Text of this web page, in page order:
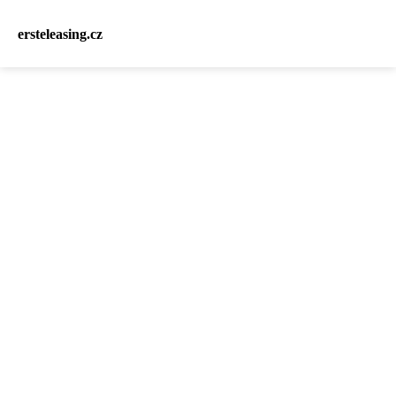
ersteleasing.cz